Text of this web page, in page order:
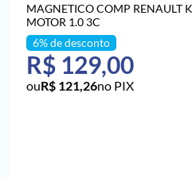
MAGNETICO COMP RENAULT
MOTOR 1.0 3C
R$ 121,26no PIX
R$ 129,00